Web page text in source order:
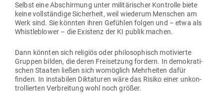
Selbst eine Abschirmung unter mili­tä­ri­scher Kon­trolle biete
keine voll­ständige Sicherheit, weil wie­derum Men­schen am
Werk sind. Sie könnten ihren Gefühlen folgen und – etwa als
Whist­le­b­lower – die Existenz der KI publik machen.
Dann könnten sich religiös oder phi­lo­so­phisch moti­vierte
Gruppen bilden, die deren Frei­setzung fordern. In demo­kra­ti­
schen Staaten ließen sich womöglich Mehr­heiten dafür
finden. In insta­bilen Dik­ta­turen wäre das Risiko einer unkon­
trol­lierten Ver­breitung wohl noch größer.